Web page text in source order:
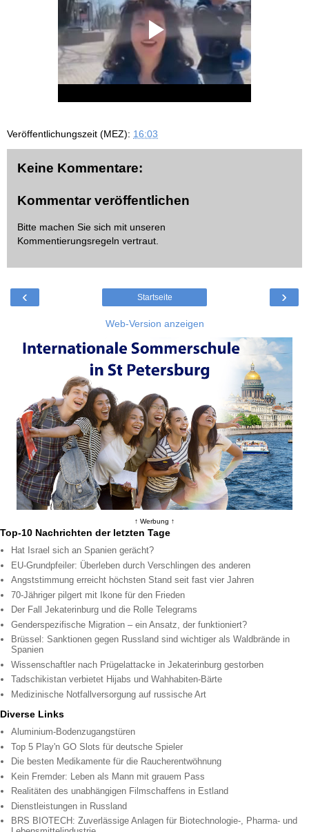
Veröffentlichungszeit (MEZ): 16:03
Keine Kommentare:
Kommentar veröffentlichen
Bitte machen Sie sich mit unseren
Kommentierungsregeln vertraut.
‹ ›
Startseite
Web-Version anzeigen
↑ Werbung ↑
Top-10 Nachrichten der letzten Tage
Hat Israel sich an Spanien gerächt?
EU-Grundpfeiler: Überleben durch Verschlingen des anderen
Angststimmung erreicht höchsten Stand seit fast vier Jahren
70-Jähriger pilgert mit Ikone für den Frieden
Der Fall Jekaterinburg und die Rolle Telegrams
Genderspezifische Migration – ein Ansatz, der funktioniert?
Brüssel: Sanktionen gegen Russland sind wichtiger als Waldbrände in
Spanien
Wissenschaftler nach Prügelattacke in Jekaterinburg gestorben
Tadschikistan verbietet Hijabs und Wahhabiten-Bärte
Medizinische Notfallversorgung auf russische Art
Diverse Links
Aluminium-Bodenzugangstüren
Top 5 Play'n GO Slots für deutsche Spieler
Die besten Medikamente für die Raucherentwöhnung
Kein Fremder: Leben als Mann mit grauem Pass
Realitäten des unabhängigen Filmschaffens in Estland
Dienstleistungen in Russland
BRS BIOTECH: Zuverlässige Anlagen für Biotechnologie-, Pharma- und